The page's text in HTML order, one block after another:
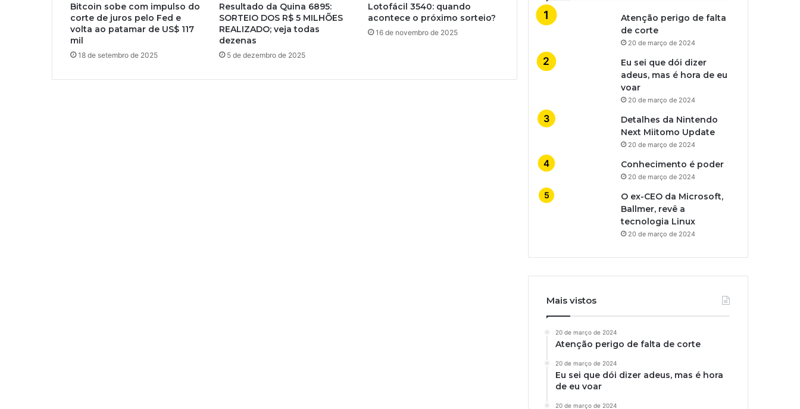
Bitcoin sobe com impulso do
corte de juros pelo Fed e
volta ao patamar de US$ 117
mil
18 de setembro de 2025
Resultado da Quina 6895:
SORTEIO DOS R$ 5 MILHÕES
REALIZADO; veja todas
dezenas
5 de dezembro de 2025
Lotofácil 3540: quando
acontece o próximo sorteio?
16 de novembro de 2025
Atenção perigo de falta
de corte
20 de março de 2024
Eu sei que dói dizer
adeus, mas é hora de eu
voar
20 de março de 2024
Detalhes da Nintendo
Next Miitomo Update
20 de março de 2024
Conhecimento é poder
20 de março de 2024
O ex-CEO da Microsoft,
Ballmer, revê a
tecnologia Linux
20 de março de 2024
Mais vistos
20 de março de 2024
Atenção perigo de falta de corte
20 de março de 2024
Eu sei que dói dizer adeus, mas é hora
de eu voar
20 de março de 2024